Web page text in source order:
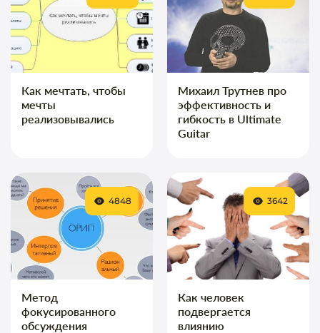
Как мечтать, чтобы
мечты
реализовывались
Михаил Трутнев про
эффективность и
гибкость в Ultimate
Guitar
Метод
фокусированного
обсуждения
4848
Как человек
подвергается
влиянию
3642